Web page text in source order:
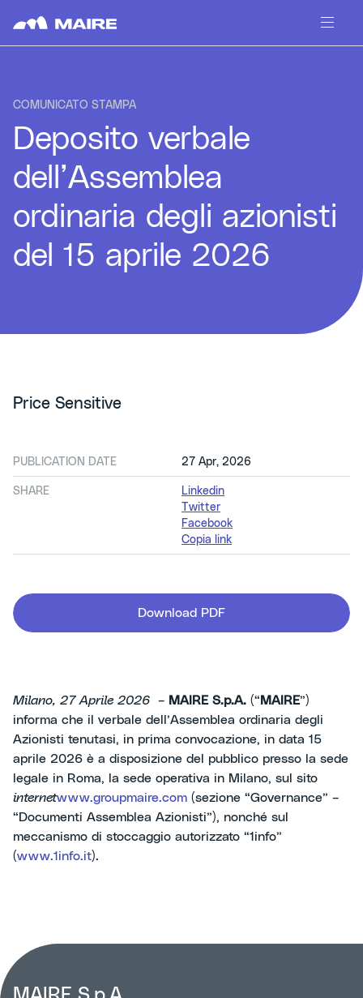
COMUNICATO STAMPA
Deposito verbale
dell’Assemblea
ordinaria degli azionisti
del 15 aprile 2026
Price Sensitive
PUBLICATION DATE 27 Apr, 2026
SHARE
Linkedin
Twitter
Facebook
Copia link
Download PDF
Milano, 27 Aprile 2026 – MAIRE S.p.A. (“ MAIRE”)
informa che il verbale dell’Assemblea ordinaria degli
Azionisti tenutasi, in prima convocazione, in data 15
aprile 2026 è a disposizione del pubblico presso la sede
legale in Roma, la sede operativa in Milano, sul sito
internetwww.groupmaire.com (sezione “Governance” –
“Documenti Assemblea Azionisti”), nonché sul
meccanismo di stoccaggio autorizzato “1info”
(www.1info.it).